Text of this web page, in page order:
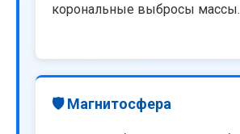
корональные выбросы массы.
🛡️ Магнитосфера